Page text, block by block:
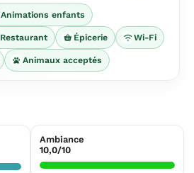
Animations enfants
Restaurant Épicerie Wi-Fi
Animaux acceptés
Ambiance
10,0/10